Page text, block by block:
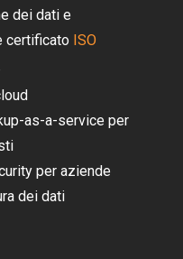
dei dati e
certificato ISO
as-a-service per
per aziende
dei dati